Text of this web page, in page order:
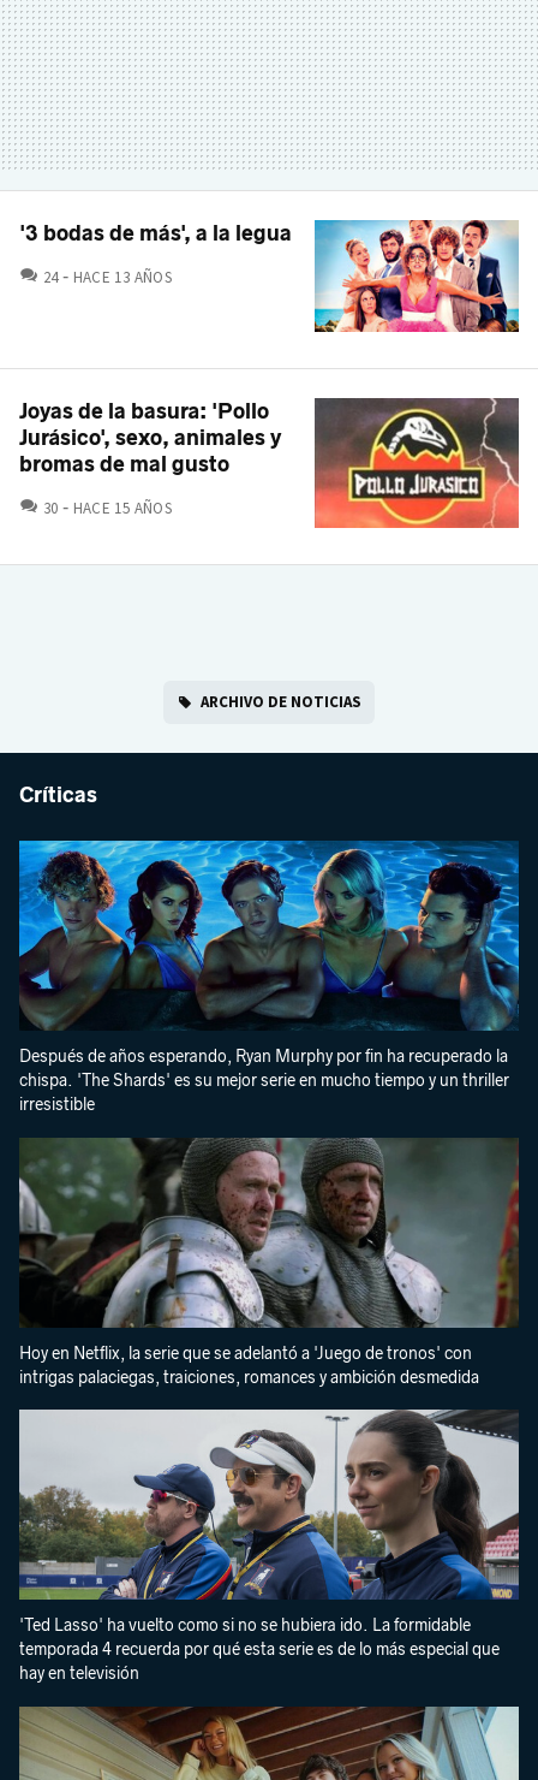
'3 bodas de más', a la legua
24 COMENTARIOS
HACE 13 AÑOS
Joyas de la basura: 'Pollo
Jurásico', sexo, animales y
bromas de mal gusto
30 COMENTARIOS
HACE 15 AÑOS
ARCHIVO DE NOTICIAS
Críticas
Después de años esperando, Ryan Murphy por fin ha recuperado la
chispa. 'The Shards' es su mejor serie en mucho tiempo y un thriller
irresistible
Hoy en Netflix, la serie que se adelantó a 'Juego de tronos' con
intrigas palaciegas, traiciones, romances y ambición desmedida
'Ted Lasso' ha vuelto como si no se hubiera ido. La formidable
temporada 4 recuerda por qué esta serie es de lo más especial que
hay en televisión